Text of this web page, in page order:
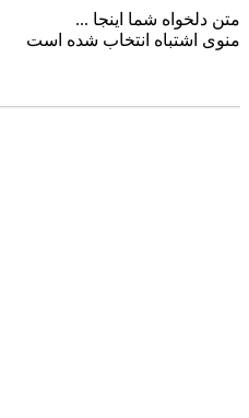
متن دلخواه شما اینجا ...
منوی اشتباه انتخاب شده است